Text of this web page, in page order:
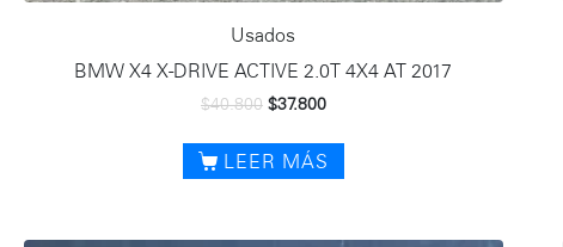
Usados
BMW X4 X-DRIVE ACTIVE 2.0T 4X4 AT 2017
$40.800 $37.800
LEER MÁS